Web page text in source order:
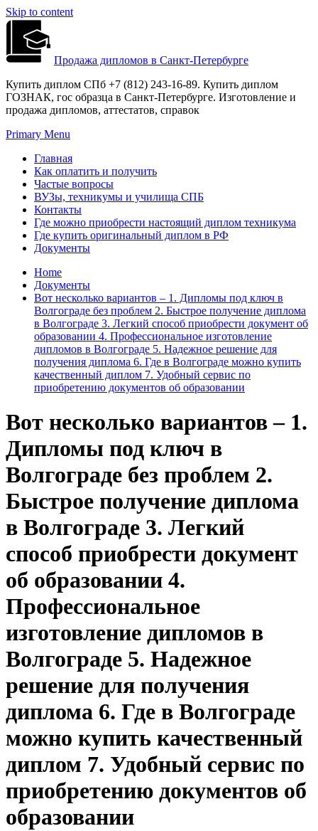
Skip to content
Продажа дипломов в Санкт-Петербурге
Купить диплом СПб +7 (812) 243-16-89. Купить диплом
ГОЗНАК, гос образца в Санкт-Петербурге. Изготовление и
продажа дипломов, аттестатов, справок
Primary Menu
Главная
Как оплатить и получить
Частые вопросы
ВУЗы, техникумы и училища СПБ
Контакты
Где можно приобрести настоящий диплом техникума
Где купить оригинальный диплом в РФ
Документы
Home
Документы
Вот несколько вариантов – 1. Дипломы под ключ в
Волгограде без проблем 2. Быстрое получение диплома
в Волгограде 3. Легкий способ приобрести документ об
образовании 4. Профессиональное изготовление
дипломов в Волгограде 5. Надежное решение для
получения диплома 6. Где в Волгограде можно купить
качественный диплом 7. Удобный сервис по
приобретению документов об образовании
Вот несколько вариантов – 1.
Дипломы под ключ в
Волгограде без проблем 2.
Быстрое получение диплома
в Волгограде 3. Легкий
способ приобрести документ
об образовании 4.
Профессиональное
изготовление дипломов в
Волгограде 5. Надежное
решение для получения
диплома 6. Где в Волгограде
можно купить качественный
диплом 7. Удобный сервис по
приобретению документов об
образовании